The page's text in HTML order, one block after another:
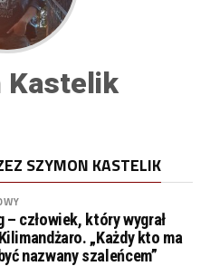
Kastelik
SZYMON KASTELIK
– człowiek, który wygrał
„Każdy kto ma
nazwany szaleńcem”